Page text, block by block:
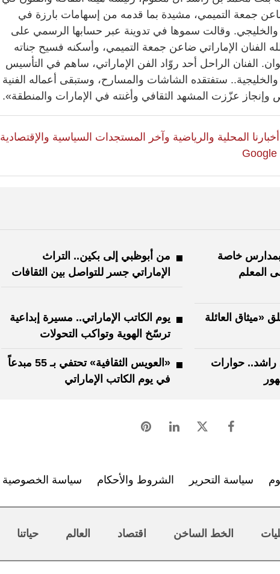
ضاعن جمعة التميمي، مشيدة بما قدمه من إسهامات بارزة في
والخليجي. وقالت سموها في تدوينة عبر حسابها الرسمي على
الإماراتي ضاعن جمعة التميمي، وأسكنه فسيح جناته
الفنان الراحل أحد روّاد الفن الإماراتي، ساهم في التأسيس
والخليجية.. ستفتقده الشاشات والمسارح، وستبقى أعماله الفنية
عزّزت المشهد الثقافي وأغنته في الإمارات والمنطقة».
أخبارنا المحلية والرياضية وآخر المستجدات السياسية والإقتصادية
بمدارس خاصة
المعلم
من أبوظبي إلى بكين.. التراث
الإماراتي جسر للتواصل بين الثقافات
«ميثاق العائلة
يوم الكاتب الإماراتي.. مسيرة إبداعية
ترسّخ الهوية وتواكب التحولات
حوارات
«العويس الثقافية» تحتفي بـ 55 مبدعاً
في يوم الكاتب الإماراتي
سياسة التحرير الشروط والأحكام سياسة الخصوصية
الخط الساخن اقتصاد العالم حياتنا